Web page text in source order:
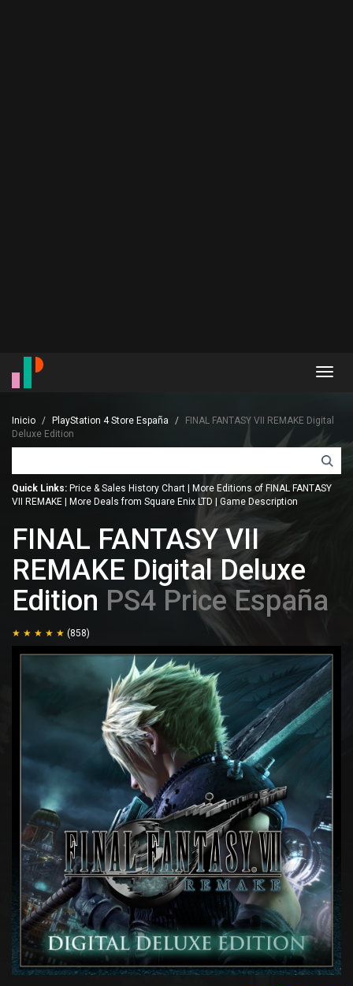
Inicio PlayStation 4 Store España
FINAL FANTASY VII REMAKE Digital
Deluxe Edition
Quick Links: Price & Sales History Chart
More Editions of FINAL FANTASY
VII REMAKE
More Deals from Square Enix LTD Game Description
FINAL FANTASY VII
REMAKE Digital Deluxe
Edition PS4 Price España
(858)